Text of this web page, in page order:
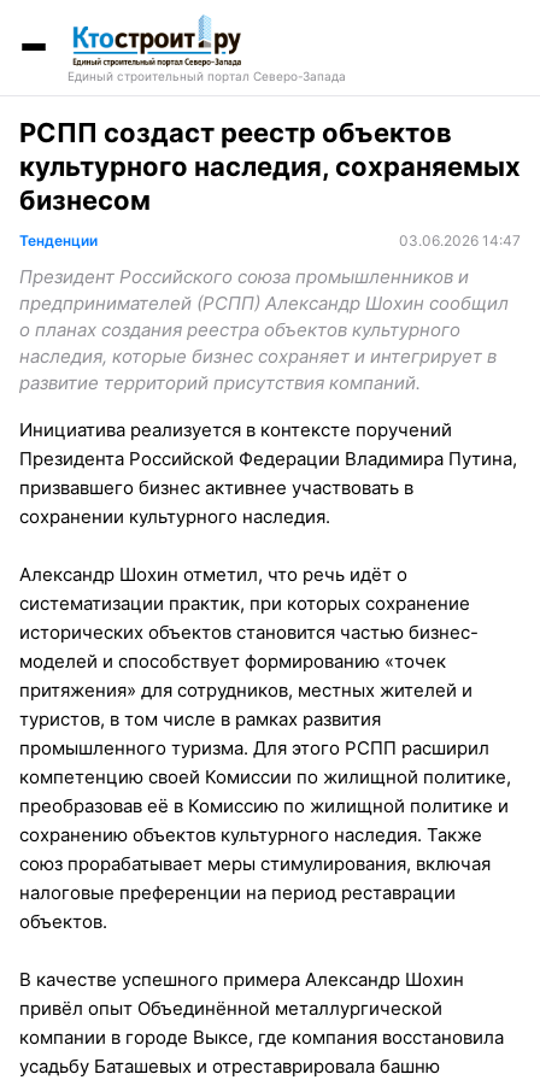
Единый строительный портал Северо-Запада
РСПП создаст реестр объектов
культурного наследия, сохраняемых
бизнесом
Тенденции 03.06.2026 14:47
Президент Российского союза промышленников и
предпринимателей (РСПП) Александр Шохин сообщил
о планах создания реестра объектов культурного
наследия, которые бизнес сохраняет и интегрирует в
развитие территорий присутствия компаний.
Инициатива реализуется в контексте поручений
Президента Российской Федерации Владимира Путина,
призвавшего бизнес активнее участвовать в
сохранении культурного наследия.
Александр Шохин отметил, что речь идёт о
систематизации практик, при которых сохранение
исторических объектов становится частью бизнес-
моделей и способствует формированию «точек
притяжения» для сотрудников, местных жителей и
туристов, в том числе в рамках развития
промышленного туризма. Для этого РСПП расширил
компетенцию своей Комиссии по жилищной политике,
преобразовав её в Комиссию по жилищной политике и
сохранению объектов культурного наследия. Также
союз прорабатывает меры стимулирования, включая
налоговые преференции на период реставрации
объектов.
В качестве успешного примера Александр Шохин
привёл опыт Объединённой металлургической
компании в городе Выксе, где компания восстановила
усадьбу Баташевых и отреставрировала башню